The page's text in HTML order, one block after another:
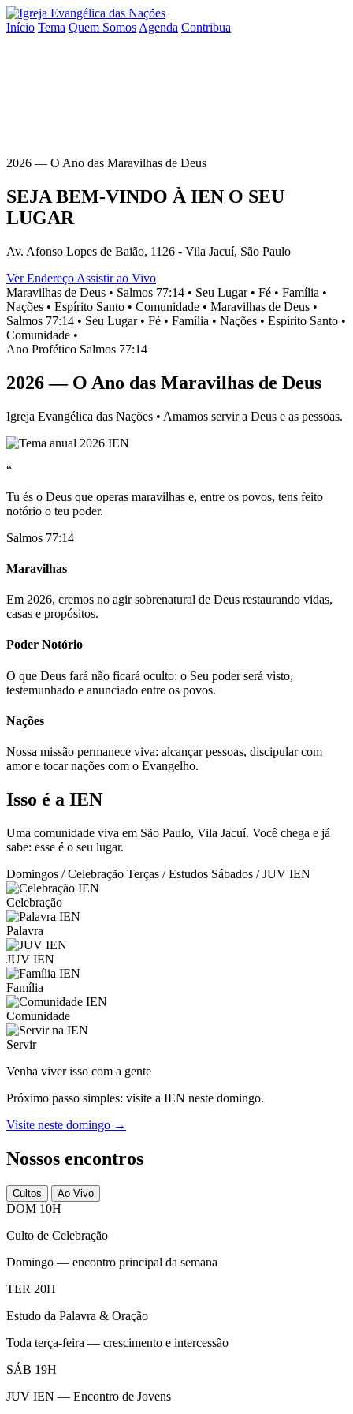
Início Tema Quem Somos Agenda Contribua
2026 — O Ano das Maravilhas de Deus
SEJA BEM-VINDO À IEN O SEU
LUGAR
Av. Afonso Lopes de Baião, 1126 - Vila Jacuí, São Paulo
Ver Endereço Assistir ao Vivo
Maravilhas de Deus • Salmos 77:14 • Seu Lugar • Fé • Família •
Nações • Espírito Santo • Comunidade • Maravilhas de Deus •
Salmos 77:14 • Seu Lugar • Fé • Família • Nações • Espírito Santo •
Comunidade •
Ano Profético Salmos 77:14
2026 — O Ano das Maravilhas de Deus
Igreja Evangélica das Nações • Amamos servir a Deus e as pessoas.
“
Tu és o Deus que operas maravilhas e, entre os povos, tens feito
notório o teu poder.
Salmos 77:14
Maravilhas
Em 2026, cremos no agir sobrenatural de Deus restaurando vidas,
casas e propósitos.
Poder Notório
O que Deus fará não ficará oculto: o Seu poder será visto,
testemunhado e anunciado entre os povos.
Nações
Nossa missão permanece viva: alcançar pessoas, discipular com
amor e tocar nações com o Evangelho.
Isso é a IEN
Uma comunidade viva em São Paulo, Vila Jacuí. Você chega e já
sabe: esse é o seu lugar.
Domingos / Celebração Terças / Estudos Sábados / JUV IEN
Celebração
Palavra
JUV IEN
Família
Comunidade
Servir
Venha viver isso com a gente
Próximo passo simples: visite a IEN neste domingo.
Visite neste domingo →
Nossos encontros
Cultos Ao Vivo
DOM 10H
Culto de Celebração
Domingo — encontro principal da semana
TER 20H
Estudo da Palavra & Oração
Toda terça-feira — crescimento e intercessão
SÁB 19H
JUV IEN — Encontro de Jovens